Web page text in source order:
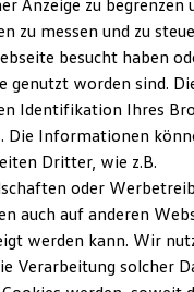
und Updates
ID.
Automobilhandel
der Pieke auf
zum
Jahre 2002 die
drei
Von diesem
Tiemeyer die
unter
Anzeige zu begrenzen
zu messen und zu
besucht haben
genutzt worden sind.
Identifikation Ihres
Die Informationen
Dritter, wie z.B.
oder
auch auf anderen
werden kann. Wir
Verarbeitung solcher